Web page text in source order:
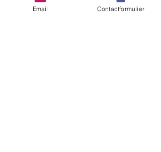
Email Contactformulier